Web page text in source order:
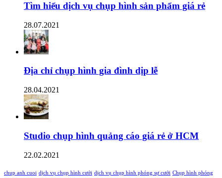
Tìm hiểu dịch vụ chụp hình sản phẩm giá rẻ
28.07.2021
Địa chỉ chụp hình gia đình dịp lễ
28.04.2021
Studio chụp hình quảng cáo giá rẻ ở HCM
22.02.2021
chup anh cuoi dịch vụ chụp hình cưới dịch vụ chụp hình phóng sự cưới Chụp hình phóng